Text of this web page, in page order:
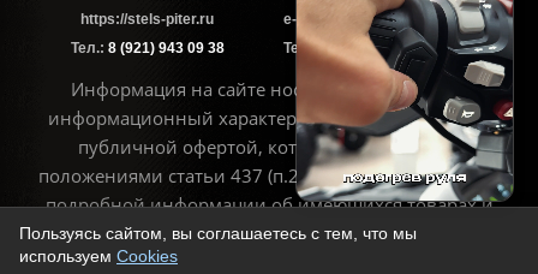
https://stels-piter.ru
Тел.: 8 (921) 943 09 38
e-mail: sales@stels-piter.ru
Тел.:8 (921) 943 09 38
Информация на сайте носит исключительно
информационный характер и не может считаться
публичной офертой, которая определяется
положениями статьи 437 (п.2) ГК РФ. Для получения
подробной информации об имеющихся товарах и
ценах воспользуйтесь контактами, указанными на
Пользуясь сайтом, вы соглашаетесь с тем, что мы
используем Cookies